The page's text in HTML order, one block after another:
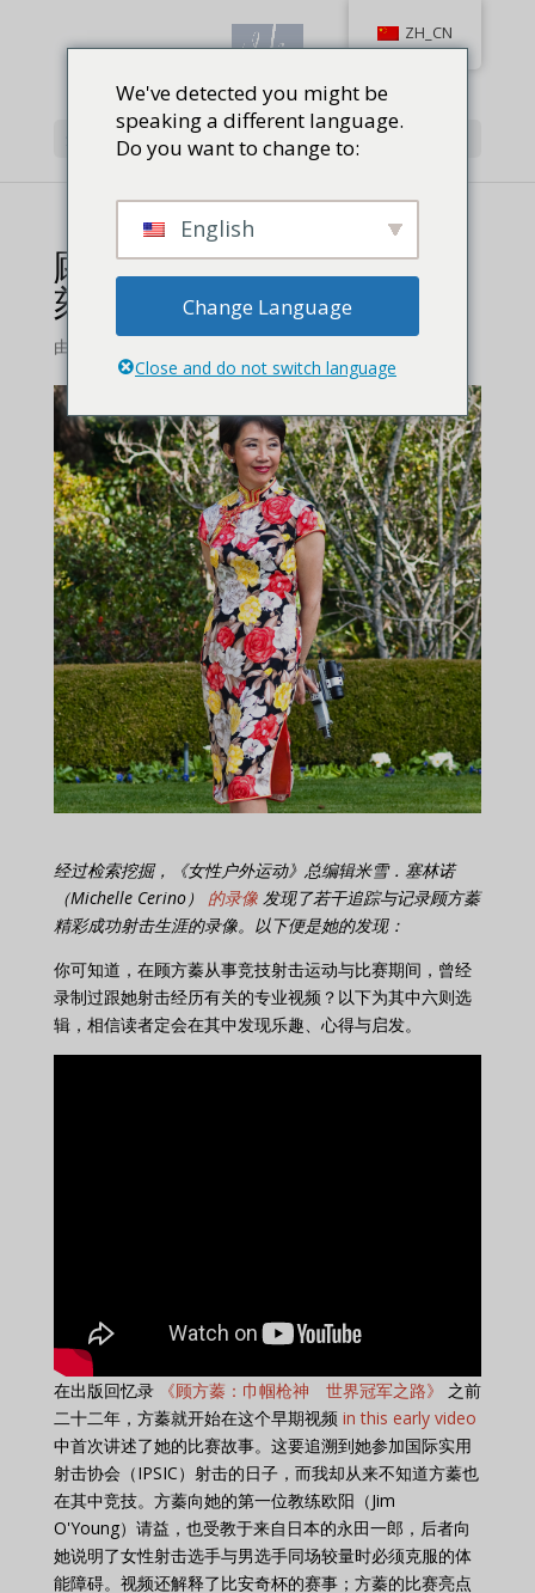
选择页面
顾方蓁射击生涯的高光时
刻
由
经过检索挖掘，《女性户外运动》总编辑米雪．塞林诺
（Michelle Cerino） 的录像发现了若干追踪与记录顾方蓁
精彩成功射击生涯的录像。以下便是她的发现：
你可知道，在顾方蓁从事竞技射击运动与比赛期间，曾经
录制过跟她射击经历有关的专业视频？以下为其中六则选
辑，相信读者定会在其中发现乐趣、心得与启发。
在出版回忆录 《顾方蓁：巾帼枪神 世界冠军之路》
之前
二十二年，方蓁就开始在这个早期视频 in this early video
中首次讲述了她的比赛故事。这要追溯到她参加国际实用
射击协会（IPSIC）射击的日子，而我却从来不知道方蓁也
在其中竞技。方蓁向她的第一位教练欧阳（Jim
O'Young）请益，也受教于来自日本的永田一郎，后者向
她说明了女性射击选手与男选手同场较量时必须克服的体
能障碍。视频还解释了比安奇杯的赛事；方蓁的比赛亮点
ZH_CN
We've detected you might be
speaking a different language.
Do you want to change to:
English
Change Language
Close and do not switch language